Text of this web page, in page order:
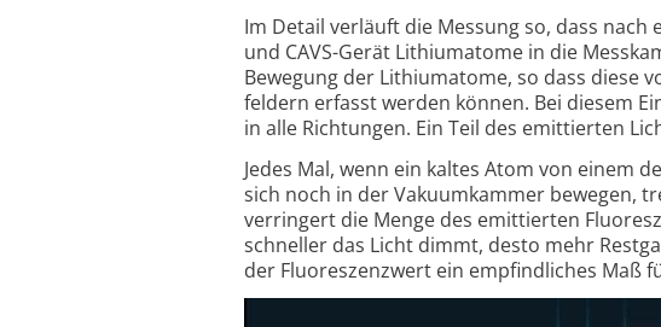
Im Detail verläuft die Messung so, dass
und CAVS-Gerät Lithium­atome in die
Bewegung der Lithium­atome, so dass diese
feldern erfasst werden können. Bei diesem
in alle Rich­tungen. Ein Teil des emittierten
Jedes Mal, wenn ein kaltes Atom von einem
sich noch in der Vakuum­kammer bewegen,
verringert die Menge des emittierten
schneller das Licht dimmt, desto mehr
der Fluo­res­zenz­wert ein empfind­liches Maß